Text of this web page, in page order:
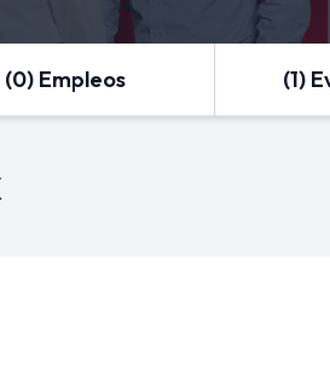
(0) Empleos (1)